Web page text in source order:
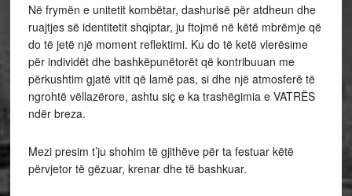
Në frymën e unitetit kombëtar, dashurisë për atdheun dhe
ruajtjes së identitetit shqiptar, ju ftojmë në këtë mbrëmje që
do të jetë një moment reflektimi. Ku do të ketë vlerësime
për individët dhe bashkëpunëtorët që kontribuuan me
përkushtim gjatë vitit që lamë pas, si dhe një atmosferë të
ngrohtë vëllazërore, ashtu siç e ka trashëgimia e VATRËS
ndër breza.
Mezi presim t’ju shohim të gjithëve për ta festuar këtë
përvjetor të gëzuar, krenar dhe të bashkuar.